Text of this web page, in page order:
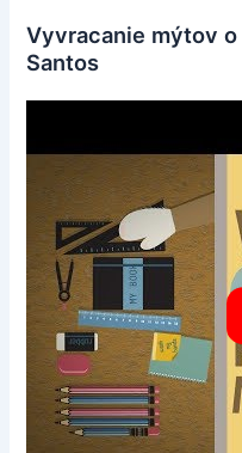
Vyvracanie mýtov o
Santos